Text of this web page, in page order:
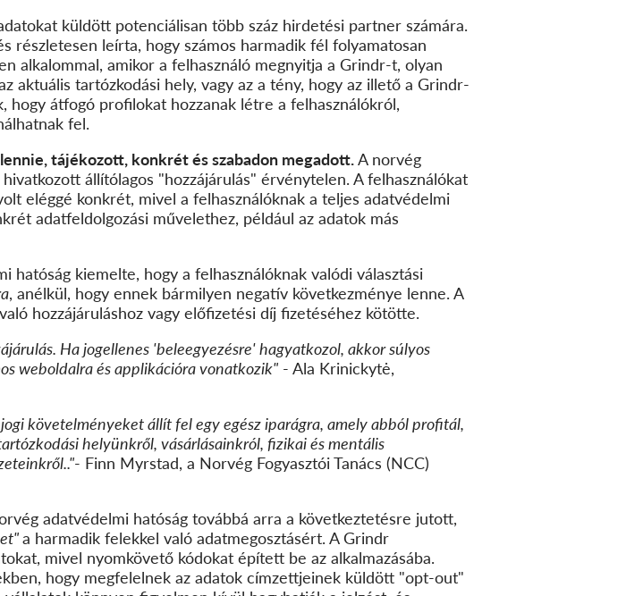
küldött potenciálisan több száz hirdetési partner számára.
részletesen leírta, hogy számos harmadik fél folyamatosan
alkalommal, amikor a felhasználó megnyitja a Grindr-t, olyan
tartózkodási hely, vagy az a tény, hogy az illető a Grindr-
hogy átfogó profilokat hozzanak létre a felhasználókról,
fel.
, tájékozott, konkrét és szabadon megadott.A norvég
állítólagos "hozzájárulás" érvénytelen. A felhasználókat
eléggé konkrét, mivel a felhasználóknak a teljes adatvédelmi
adatfeldolgozási művelethez, például az adatok más
hatóság kiemelte, hogy a felhasználóknak valódi választási
, anélkül, hogy ennek bármilyen negatív következménye lenne. A
hozzájáruláshoz vagy előfizetési díj fizetéséhez kötötte.
Ha jogellenes 'beleegyezésre' hagyatkozol, akkor súlyos
weboldalra és applikációra vonatkozik" - Ala Krinickytė,
követelményeket állít fel egy egész iparágra, amely abból profitál,
helyünkről, vásárlásainkról, fizikai és mentális
"- Finn Myrstad, a Norvég Fogyasztói Tanács (NCC)
adatvédelmi hatóság továbbá arra a következtetésre jutott,
a harmadik felekkel való adatmegosztásért. A Grindr
mivel nyomkövető kódokat épített be az alkalmazásába.
hogy megfelelnek az adatok címzettjeinek küldött "opt-out"